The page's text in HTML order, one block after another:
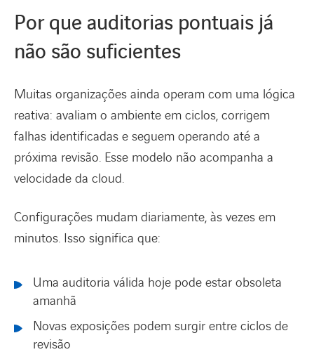
Por que auditorias pontuais já
não são suficientes
Muitas organizações ainda operam com uma lógica
reativa: avaliam o ambiente em ciclos, corrigem
falhas identificadas e seguem operando até a
próxima revisão. Esse modelo não acompanha a
velocidade da cloud.
Configurações mudam diariamente, às vezes em
minutos. Isso significa que:
Uma auditoria válida hoje pode estar obsoleta
amanhã
Novas exposições podem surgir entre ciclos de
revisão